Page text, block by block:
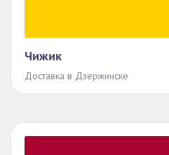
Чижик
Доставка в Дзержинске